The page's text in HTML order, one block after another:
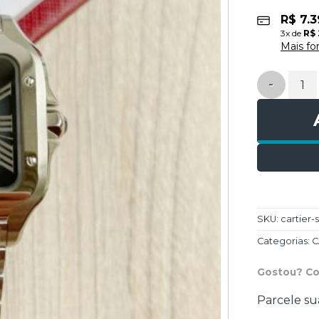
R$
3x de R$
Mais
CARTIER
SKU: cartier-
Categorias:
Gostou?
Parcele